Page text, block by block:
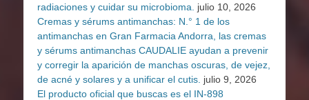
radiaciones y cuidar su microbioma.
julio 10, 2026
Cremas y sérums antimanchas: N.° 1 de los
antimanchas en Gran Farmacia Andorra, las cremas
y sérums antimanchas CAUDALIE ayudan a prevenir
y corregir la aparición de manchas oscuras, de vejez,
de acné y solares y a unificar el cutis. julio 9, 2026
El producto oficial que buscas es el IN-898